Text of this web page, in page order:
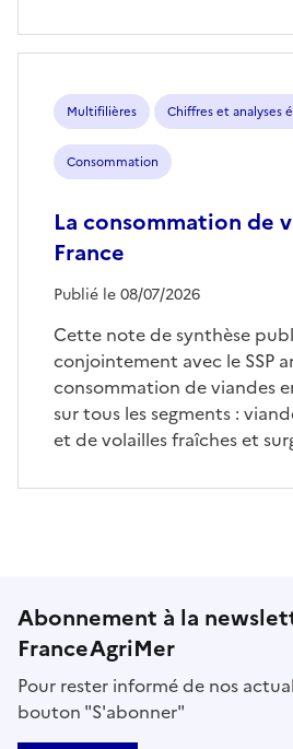
Multifilières Chiffres et analyses
Consommation
La consommation de
France
Publié le 08/07/2026
Cette note de synthèse
conjointement avec le SSP
consommation de viandes
sur tous les segments :
et de volailles fraîches et
Abonnement à la
FranceAgriMer
Pour rester informé de nos
bouton "S'abonner"